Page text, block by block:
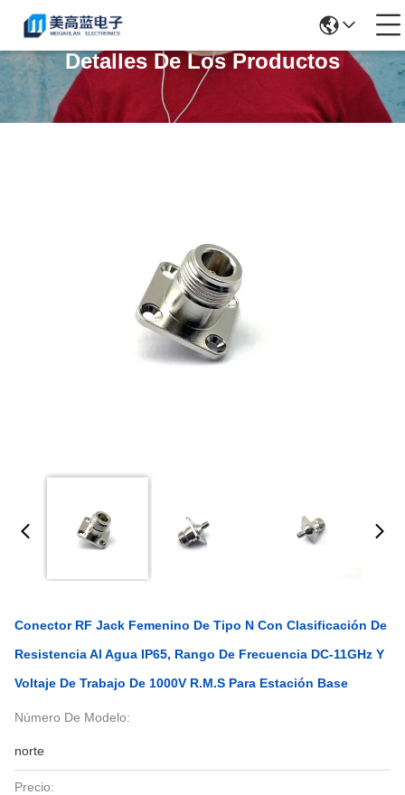
Detalles De Los Productos
Conector RF Jack Femenino De Tipo N Con Clasificación De
Resistencia Al Agua IP65, Rango De Frecuencia DC-11GHz Y
Voltaje De Trabajo De 1000V R.m.s Para Estación Base
Número De Modelo:
norte
Precio: